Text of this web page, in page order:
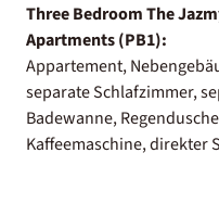
Three Bedroom The
Apartments (PB1):
Appartement,
separate Schlafzimmer,
Badewanne,
Kaffeemaschine, direkter